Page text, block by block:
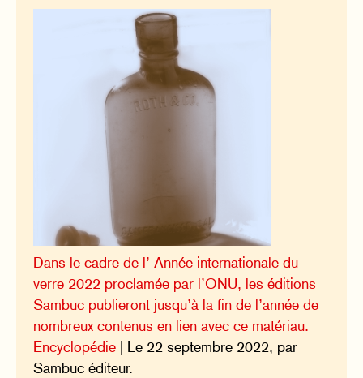
Dans le cadre de l’ Année internationale du
verre 2022 proclamée par l’ONU, les éditions
Sambuc publieront jusqu’à la fin de l’année de
nombreux contenus en lien avec ce matériau.
Encyclopédie | Le 22 septembre 2022, par
Sambuc éditeur.